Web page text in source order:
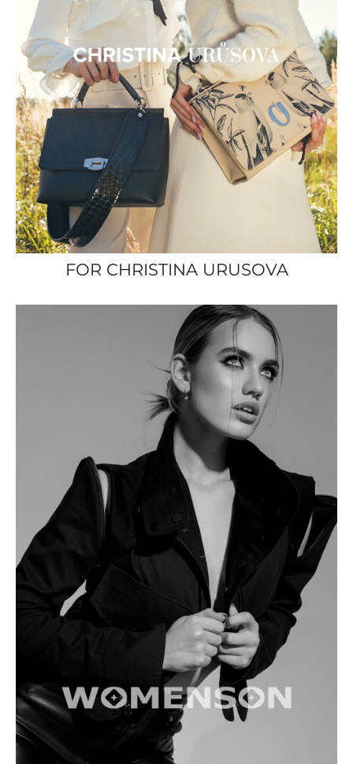
FOR CHRISTINA URUSOVA